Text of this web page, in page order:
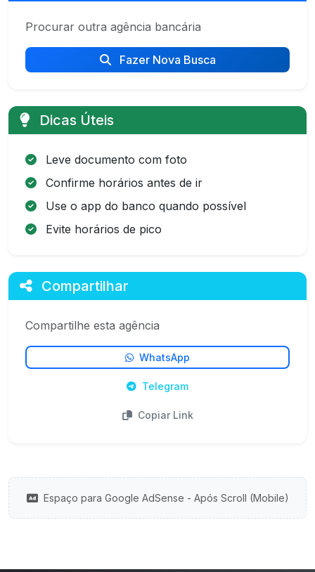
Procurar outra agência bancária
Fazer Nova Busca
Dicas Úteis
Leve documento com foto
Confirme horários antes de ir
Use o app do banco quando possível
Evite horários de pico
Compartilhar
Compartilhe esta agência
WhatsApp
Telegram
Copiar Link
Espaço para Google AdSense - Após Scroll (Mobile)